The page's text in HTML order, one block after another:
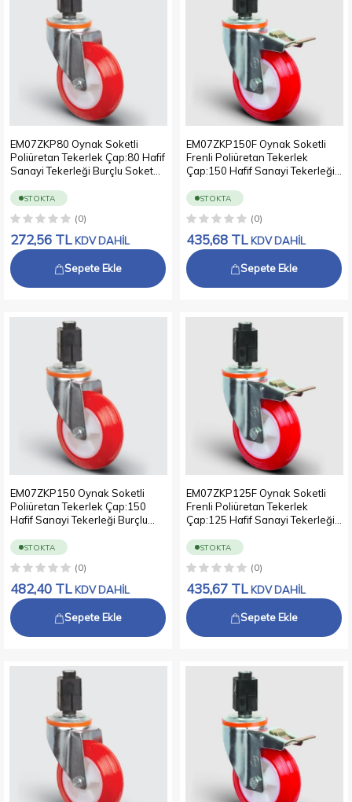
EM07ZKP80 Oynak Soketli
Poliüretan Tekerlek Çap:80 Hafif
Sanayi Tekerleği Burçlu Soket
Poliüretan Kaplı Kırmızı Teker
STOKTA
(0)
272,56 TL KDV DAHİL
Sepete Ekle
EM07ZKP150F Oynak Soketli
Frenli Poliüretan Tekerlek
Çap:150 Hafif Sanayi Tekerleği
Poliamid Üzeri Poliüretan Kaplı
STOKTA
(0)
435,68 TL KDV DAHİL
Sepete Ekle
EM07ZKP150 Oynak Soketli
Poliüretan Tekerlek Çap:150
Hafif Sanayi Tekerleği Burçlu
Poliamid Üzeri Poliüretan Kaplı
STOKTA
(0)
482,40 TL KDV DAHİL
Sepete Ekle
EM07ZKP125F Oynak Soketli
Frenli Poliüretan Tekerlek
Çap:125 Hafif Sanayi Tekerleği
Poliamid Üzeri Poliüretan Kaplı
STOKTA
(0)
435,67 TL KDV DAHİL
Sepete Ekle